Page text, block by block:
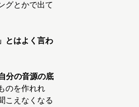
グとかで出て
とはよく言わ
分の音源の底
のを作れれ
こえなくなる